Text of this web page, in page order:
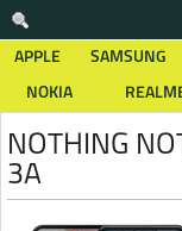
APPLE SAMSUNG
NOKIA
NOTHING
3A